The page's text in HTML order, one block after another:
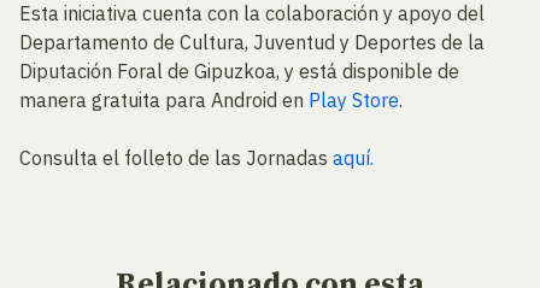
Esta iniciativa cuenta con la colaboración y apoyo del
Departamento de Cultura, Juventud y Deportes de la
Diputación Foral de Gipuzkoa, y está disponible de
manera gratuita para Android en Play Store.
Consulta el folleto de las Jornadas aquí.